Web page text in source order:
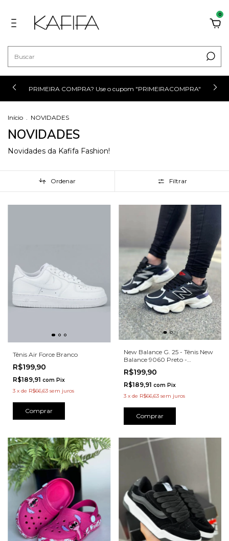
0
PRIMEIRA COMPRA? Use o cupom "PRIMEIRACOMPRA"
Início . NOVIDADES
NOVIDADES
Novidades da Kafifa Fashion!
Ordenar Filtrar
Tênis Air Force Branco
R$199,90
R$189,91 com Pix
3 x de R$66,63 sem juros
Comprar
New Balance G. 25 - Tênis New
Balance 9060 Preto -
NB9060PT
R$199,90
R$189,91 com Pix
3 x de R$66,63 sem juros
Comprar